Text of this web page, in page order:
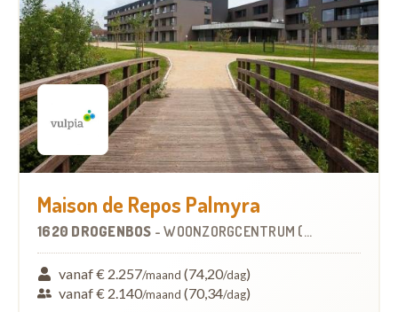
Maison de Repos Palmyra
1620 DROGENBOS -WOONZORGCENTRUM (WZC)
vanaf € 2.257/maand (74,20/dag)
vanaf € 2.140/maand (70,34/dag)